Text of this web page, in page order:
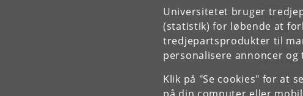
Universitetet bruger
(statistik) for løbende at
tredjepartsprodukter til
personalisere annoncer
Klik på "Se cookies" for at
Dette er
der skal
Peter
Senior
Klimarådet.